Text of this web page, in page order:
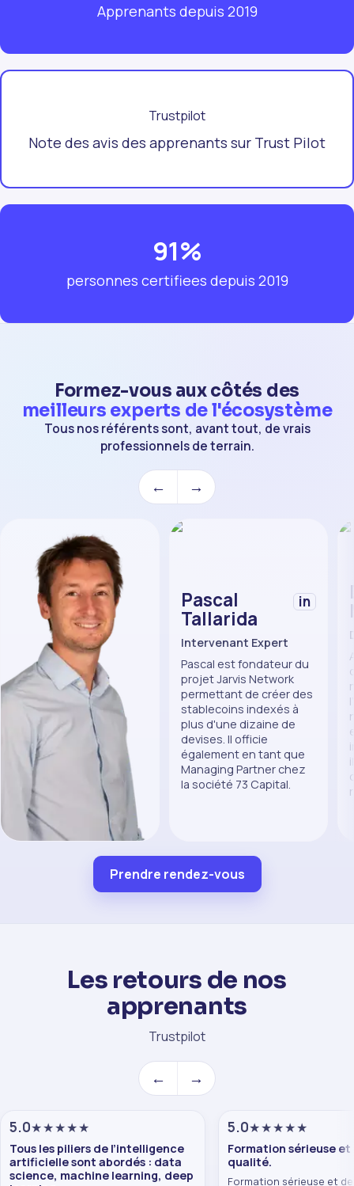
Apprenants depuis 2019
Trustpilot
Note des avis des apprenants sur Trust Pilot
91%
personnes certifiees depuis 2019
Formez-vous aux côtés des
meilleurs experts de l'écosystème
Tous nos référents sont, avant tout, de vrais
professionnels de terrain.
← →
in
et de l'écosystème
web3. Des centaines de
profils accompagnés
dans leur apprentissage
Pascal
Tallarida
in
Intervenant Expert
Pascal est fondateur du
projet Jarvis Network
permettant de créer des
stablecoins indexés à
plus d'une dizaine de
devises. Il officie
également en tant que
Managing Partner chez
la société 73 Capital.
Prendre rendez-vous
Les retours de nos
apprenants
Trustpilot
← →
5.0★★★★★
Tous les piliers de l’intelligence
artificielle sont abordés : data
science, machine learning, deep
5.0★★★★★
Formation sérieuse
qualité.
Formation sérieuse et